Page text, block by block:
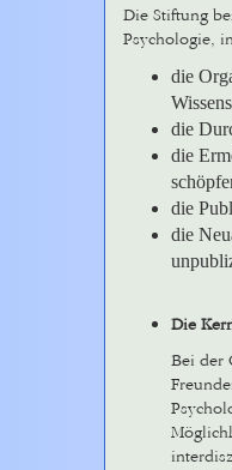
Die Stiftung
Psychologie,
die
die
die
die
die
Die
Bei der